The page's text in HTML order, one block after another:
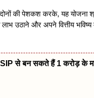
की पेशकश करके, यह योजना
उठाने और अपने वित्तीय
SIP से बन सकते हैं 1 करोड़ के